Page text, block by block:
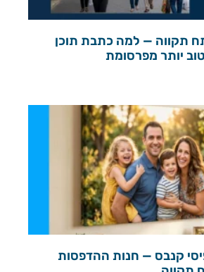
תקווה — למה כתבת תוכן
יותר מפרסומת
קנבס — חנות ההדפסות